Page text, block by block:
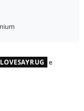
LOVESAYRUG e